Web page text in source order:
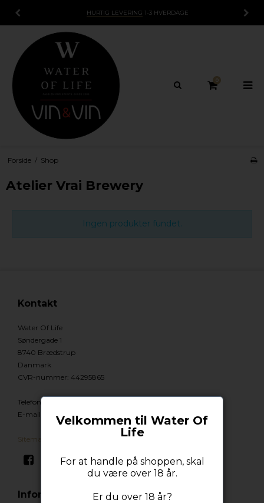
HURTIG LEVERING 1-3 HVERDAGE
0
Forside / Shop
Atelier Vrai Brewery
Ingen produkter fundet.
Kontakt
Water Of Life
Søndergade 1
8740 Brædstrup
Danmark
CVR-nummer: 44295865
Telefonnr.
E-mail
Info@wateroflife.dk
Sitemap
Information
Velkommen til Water Of
Life
For at handle på shoppen, skal
du være over 18 år.
Er du over 18 år?